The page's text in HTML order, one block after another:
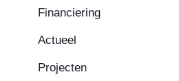
Financiering
Actueel
Projecten